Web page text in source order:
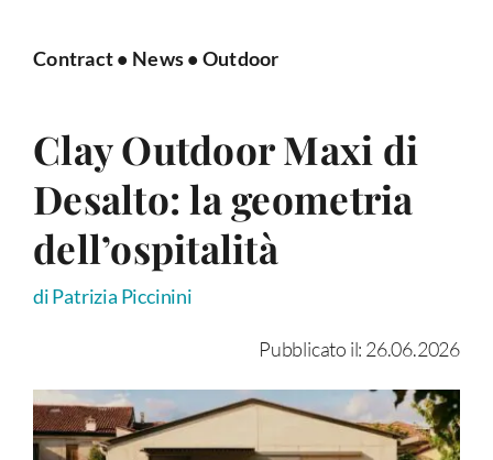
Contract• News• Outdoor
Clay Outdoor Maxi di
Desalto: la geometria
dell’ospitalità
di Patrizia Piccinini
Pubblicato il: 26.06.2026